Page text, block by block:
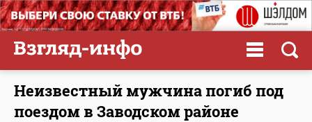
Неизвестный мужчина погиб под
поездом в Заводском районе